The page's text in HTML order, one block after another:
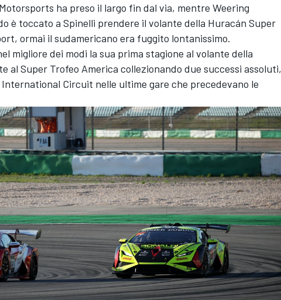
ha preso il largo fin dal via, mentre Weering
è toccato a Spinelli prendere il volante della Huracán Super
ormai il sudamericano era fuggito lontanissimo.
migliore dei modi la sua prima stagione al volante della
al Super Trofeo America collezionando due successi assoluti,
Circuit nelle ultime gare che precedevano le